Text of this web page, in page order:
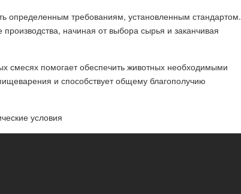
определенным требованиям, установленным стандартом.
начиная от выбора сырья и заканчивая
помогает обеспечить животных необходимыми
и способствует общему благополучию
условия